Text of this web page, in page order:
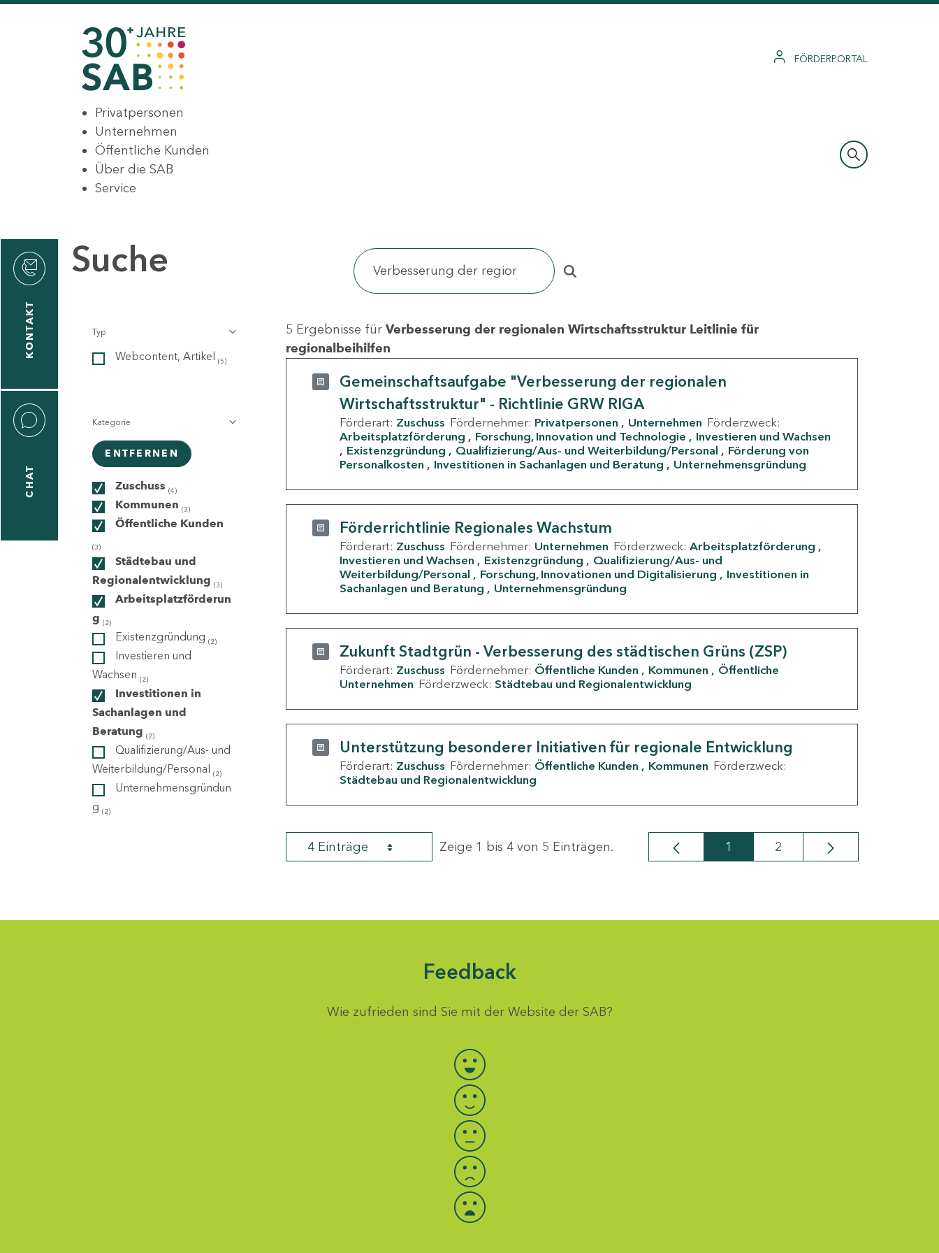
FÖRDERPORTAL
Privatpersonen
Unternehmen
Öffentliche Kunden
Über die SAB
Service
KONTAKT
CHAT
Suche
Typ
Webcontent, Artikel (5)
Kategorie
ENTFERNEN
Zuschuss (4)
Kommunen (3)
Öffentliche Kunden
(3)
Städtebau und
Regionalentwicklung (3)
Arbeitsplatzförderun
g (2)
Existenzgründung (2)
Investieren und
Wachsen (2)
Investitionen in
Sachanlagen und
Beratung (2)
Qualifizierung/Aus- und
Weiterbildung/Personal (2)
Unternehmensgründun
g (2)
5 Ergebnisse für Verbesserung der regionalen Wirtschaftsstruktur Leitlinie für
regionalbeihilfen
Gemeinschaftsaufgabe "Verbesserung der regionalen
Wirtschaftsstruktur" - Richtlinie GRW RIGA
Förderart: Zuschuss Fördernehmer: Privatpersonen Unternehmen Förderzweck:
Arbeitsplatzförderung
Forschung, Innovation und Technologie
Investieren und Wachsen
Existenzgründung
Qualifizierung/Aus- und Weiterbildung/Personal
Förderung von
Personalkosten
Investitionen in Sachanlagen und Beratung Unternehmensgründung
Förderrichtlinie Regionales Wachstum
Förderart: Zuschuss Fördernehmer: Unternehmen Förderzweck: Arbeitsplatzförderung
Investieren und Wachsen
Existenzgründung
Qualifizierung/Aus- und
Weiterbildung/Personal
Forschung, Innovationen und Digitalisierung
Investitionen in
Sachanlagen und Beratung
Unternehmensgründung
Zukunft Stadtgrün - Verbesserung des städtischen Grüns (ZSP)
Förderart: Zuschuss Fördernehmer: Öffentliche Kunden Kommunen
Öffentliche
Unternehmen Förderzweck: Städtebau und Regionalentwicklung
Unterstützung besonderer Initiativen für regionale Entwicklung
Förderart: Zuschuss Fördernehmer: Öffentliche Kunden Kommunen Förderzweck:
Städtebau und Regionalentwicklung
4 Einträge Zeige 1 bis 4 von 5 Einträgen. Seite
1 Seite
2
Feedback
Wie zufrieden sind Sie mit der Website der SAB?
Bewertung auswählen